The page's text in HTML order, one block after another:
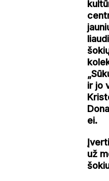
ir jo
ei.
už